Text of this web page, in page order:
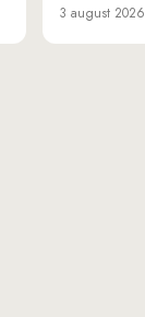
3 august 2026